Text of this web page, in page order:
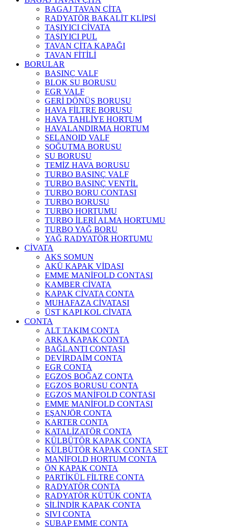
BAGAJ TAVAN ÇİTA
RADYATÖR BAKALİT KLİPSİ
TAŞIYICI CİVATA
TAŞIYICI PUL
TAVAN ÇİTA KAPAĞI
TAVAN FİTİLİ
BORULAR
BASINÇ VALF
BLOK SU BORUSU
EGR VALF
GERİ DÖNÜŞ BORUSU
HAVA FİLTRE BORUSU
HAVA TAHLİYE HORTUM
HAVALANDIRMA HORTUM
SELANOID VALF
SOĞUTMA BORUSU
SU BORUSU
TEMİZ HAVA BORUSU
TURBO BASINÇ VALF
TURBO BASINÇ VENTİL
TURBO BORU CONTASI
TURBO BORUSU
TURBO HORTUMU
TURBO İLERİ ALMA HORTUMU
TURBO YAĞ BORU
YAĞ RADYATÖR HORTUMU
CİVATA
AKS SOMUN
AKÜ KAPAK VİDASI
EMME MANİFOLD CONTASI
KAMBER CİVATA
KAPAK CİVATA CONTA
MUHAFAZA CİVATASI
ÜST KAPI KOL CİVATA
CONTA
ALT TAKIM CONTA
ARKA KAPAK CONTA
BAĞLANTI CONTASI
DEVİRDAİM CONTA
EGR CONTA
EGZOS BOĞAZ CONTA
EGZOS BORUSU CONTA
EGZOS MANİFOLD CONTASI
EMME MANİFOLD CONTASI
EŞANJÖR CONTA
KARTER CONTA
KATALİZATÖR CONTA
KÜLBÜTÖR KAPAK CONTA
KÜLBÜTÖR KAPAK CONTA SET
MANİFOLD HORTUM CONTA
ÖN KAPAK CONTA
PARTİKÜL FİLTRE CONTA
RADYATÖR CONTA
RADYATÖR KÜTÜK CONTA
SİLİNDİR KAPAK CONTA
SIVI CONTA
SUBAP EMME CONTA